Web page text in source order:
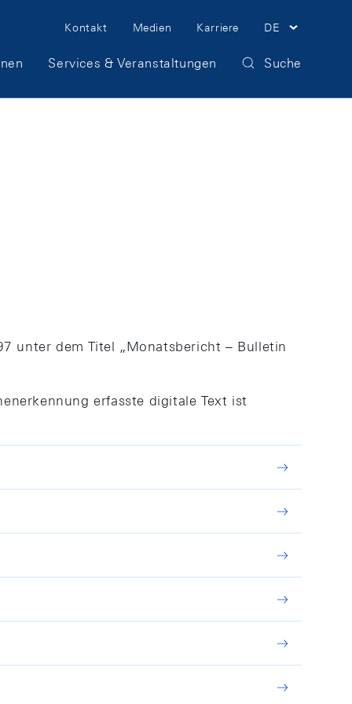
Meta
Navigation
Kontakt Medien Karriere DE
Services & Veranstaltungen Suche
unter dem Titel „Monatsbericht – Bulletin
erfasste digitale Text ist